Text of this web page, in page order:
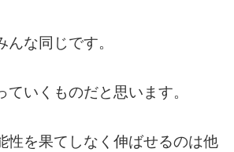
な同じです。
ていくものだと思います。
性を果てしなく伸ばせるのは他